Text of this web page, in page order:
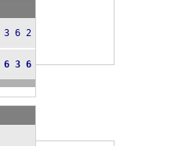
3 6 2
6 3 6